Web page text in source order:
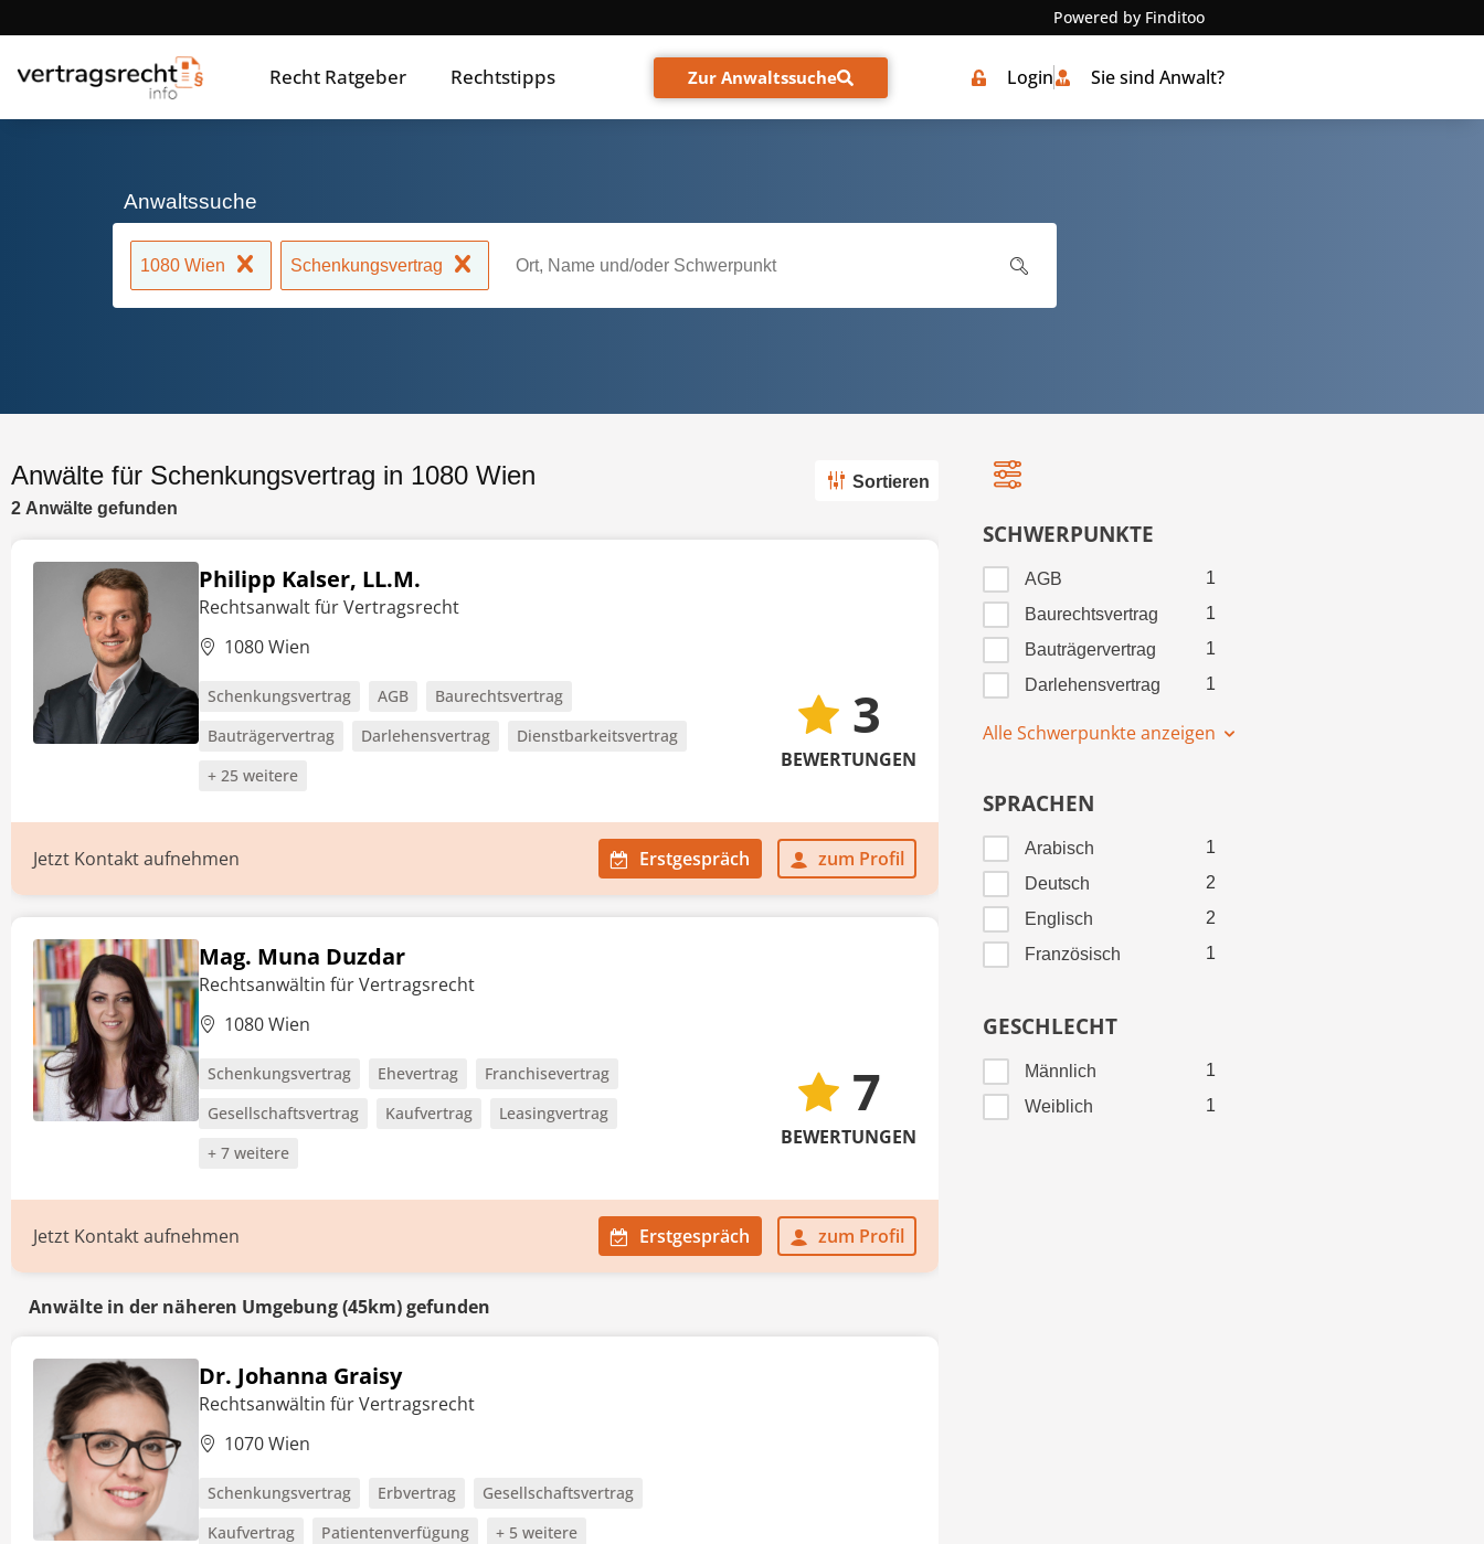
Powered by Finditoo
Recht Ratgeber Rechtstipps Zur Anwaltssuche Login Sie sind Anwalt?
Anwaltssuche
1080 Wien Schenkungsvertrag
Anwälte für Schenkungsvertrag in 1080 Wien
2 Anwälte gefunden
Sortieren
Philipp Kalser, LL.M.
Rechtsanwalt für Vertragsrecht
1080 Wien
Schenkungsvertrag AGB
Baurechtsvertrag
Bauträgervertrag
Darlehensvertrag
Dienstbarkeitsvertrag
+ 25 weitere
3
BEWERTUNGEN
Jetzt Kontakt aufnehmen Erstgespräch zum Profil
Mag. Muna Duzdar
Rechtsanwältin für Vertragsrecht
1080 Wien
Schenkungsvertrag Ehevertrag
Franchisevertrag
Gesellschaftsvertrag
Kaufvertrag
Leasingvertrag
+ 7 weitere
7
BEWERTUNGEN
Jetzt Kontakt aufnehmen Erstgespräch zum Profil
Anwälte in der näheren Umgebung (45km) gefunden
Dr. Johanna Graisy
Rechtsanwältin für Vertragsrecht
1070 Wien
Schenkungsvertrag Erbvertrag
Gesellschaftsvertrag
Kaufvertrag
Patientenverfügung + 5 weitere
SCHWERPUNKTE
AGB
1
Baurechtsvertrag
1
Bauträgervertrag
1
Darlehensvertrag
1
Alle Schwerpunkte anzeigen
SPRACHEN
Arabisch
1
Deutsch
2
Englisch
2
Französisch
1
GESCHLECHT
Männlich
1
Weiblich
1